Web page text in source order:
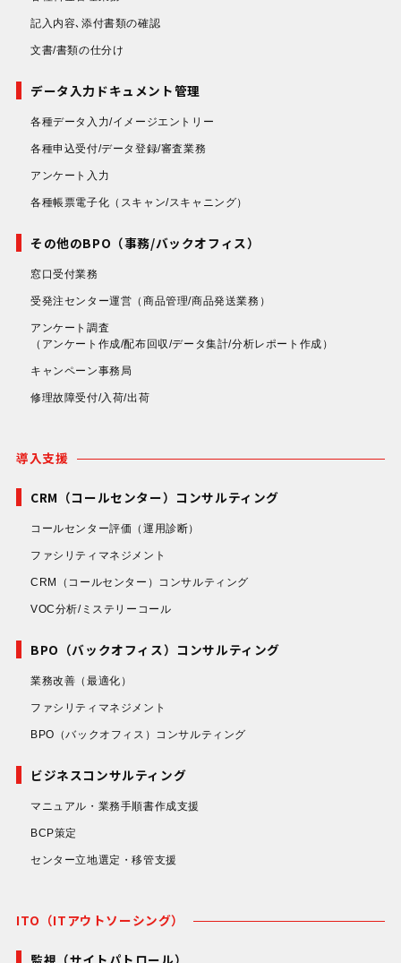
記入内容､添付書類の確認
文書/書類の仕分け
データ入力ドキュメント管理
各種データ入力/イメージエントリー
各種申込受付/データ登録/審査業務
アンケート入力
各種帳票電子化 （スキャン/スキャニング）
その他のBPO（事務/バックオフィス）
窓口受付業務
受発注センター運営 （商品管理/商品発送業務）
アンケート調査
（アンケート作成/配布回収/データ集計/分析レポート作成）
キャンペーン事務局
修理故障受付/入荷/出荷
導入支援
CRM（コールセンター）コンサルティング
コールセンター評価 （運用診断）
ファシリティマネジメント
CRM（コールセンター）コンサルティング
VOC分析/ミステリーコール
BPO（バックオフィス）コンサルティング
業務改善 （最適化）
ファシリティマネジメント
BPO（バックオフィス）コンサルティング
ビジネスコンサルティング
マニュアル・業務手順書作成支援
BCP策定
センター立地選定・移管支援
ITO（ITアウトソーシング）